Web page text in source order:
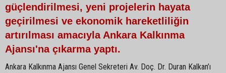
güçlendirilmesi, yeni projelerin hayata
geçirilmesi ve ekonomik hareketliliğin
artırılması amacıyla Ankara Kalkınma
Ajansı'na çıkarma yaptı.
Ankara Kalkınma Ajansı Genel Sekreteri Av. Doç. Dr. Duran Kalkan’ı